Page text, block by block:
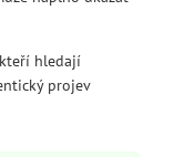
hledají
projev